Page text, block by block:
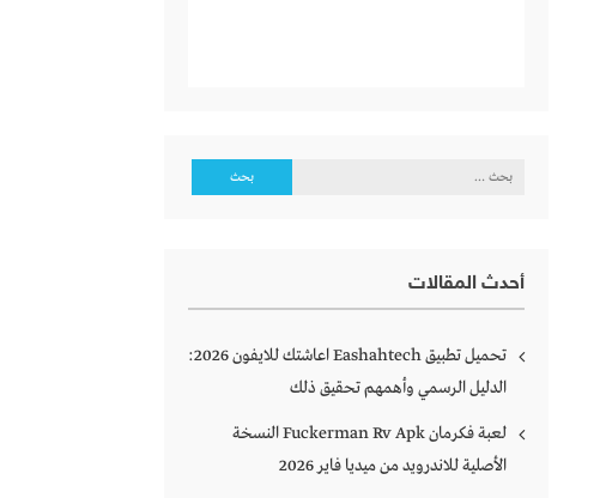
البحث
أحدث المقالات
تحميل تطبيق Eashahtech اعاشتك للايفون 2026:
الدليل الرسمي وأهمهم تحقيق ذلك
لعبة فكرمان Fuckerman Rv Apk النسخة
الأصلية للاندرويد من ميديا فاير 2026